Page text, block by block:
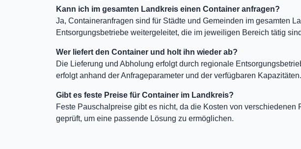
Kann ich im gesamten Landkreis einen Container anfragen?
Ja, Containeranfragen sind für Städte und Gemeinden im gesamten
Entsorgungsbetriebe weitergeleitet, die im jeweiligen Bereich tätig
Wer liefert den Container und holt ihn wieder ab?
Die Lieferung und Abholung erfolgt durch regionale
erfolgt anhand der Anfrageparameter und der verfügbaren Kapazitäten.
Gibt es feste Preise für Container im Landkreis?
Feste Pauschalpreise gibt es nicht, da die Kosten von
geprüft, um eine passende Lösung zu ermöglichen.